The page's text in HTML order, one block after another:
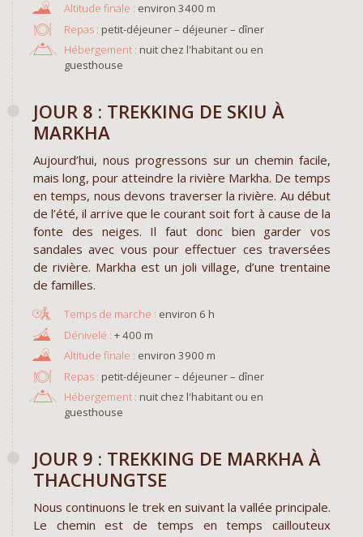
environ 3400 m
Repas : petit-déjeuner – déjeuner – dîner
Hébergement : nuit chez l'habitant ou en
guesthouse
JOUR 8 : TREKKING DE SKIU À
MARKHA
Aujourd’hui, nous progressons sur un chemin facile,
mais long, pour atteindre la rivière Markha. De temps
en temps, nous devons traverser la rivière. Au début
de l’été, il arrive que le courant soit fort à cause de la
fonte des neiges. Il faut donc bien garder vos
sandales avec vous pour effectuer ces traversées
de rivière. Markha est un joli village, d’une trentaine
de familles.
environ 6 h
+ 400 m
environ 3900 m
Repas : petit-déjeuner – déjeuner – dîner
Hébergement : nuit chez l'habitant ou en
guesthouse
JOUR 9 : TREKKING DE MARKHA À
THACHUNGTSE
Nous continuons le trek en suivant la vallée principale.
Le chemin est de temps en temps caillouteux